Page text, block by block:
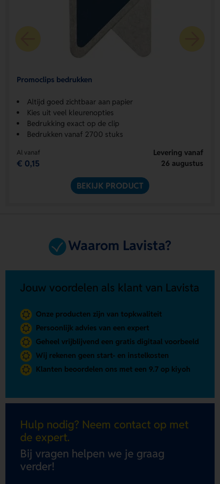
Promoclips bedrukken
Altijd goed zichtbaar aan papier
Kies uit veel kleurenopties
Bedrukking exact op de clip
Bedrukken vanaf 2700 stuks
Al vanaf
€ 0,15
Levering vanaf
26 augustus
BEKIJK PRODUCT
Waarom Lavista?
Jouw voordelen als klant van Lavista
Onze producten zijn van topkwaliteit
Persoonlijk advies van een expert
Geheel vrijblijvend een gratis digitaal voorbeeld
Wij rekenen geen start- en instelkosten
Klanten beoordelen ons met een 9.7 op kiyoh
Hulp nodig? Neem contact op met
de expert.
Bij vragen helpen we je graag
verder!